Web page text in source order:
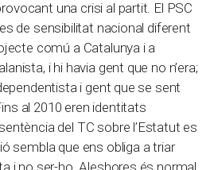
una crisi al partit. El PSC
de sensibilitat nacional diferent
comú a Catalunya i a
i hi havia gent que no n’era;
i gent que se sent
al 2010 eren identitats
del TC sobre l’Estatut es
sembla que ens obliga a triar
i no ser-ho. Aleshores és normal